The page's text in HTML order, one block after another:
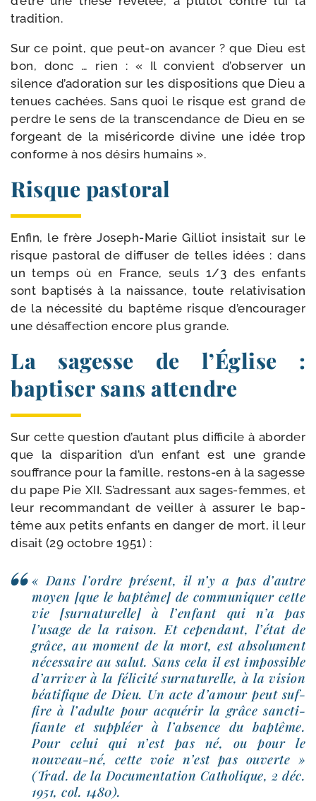
tradition.
Sur ce point, que peut-​on avan­cer ? que Dieu est
bon, donc … rien : « Il convient d’observer un
silence d’adoration sur les dis­po­si­tions que Dieu a
tenues cachées. Sans quoi le risque est grand de
perdre le sens de la trans­cen­dance de Dieu en se
for­geant de la misé­ri­corde divine une idée trop
conforme à nos dési­rs humains ».
Risque pastoral
Enfin, le frère Joseph-​Marie Gilliot insis­tait sur le
risque pas­to­ral de dif­fu­ser de telles idées : dans
un temps où en France, seuls 1/​3 des enfants
sont bap­ti­sés à la nais­sance, toute rela­ti­vi­sa­tion
de la néces­si­té du bap­tême risque d’encourager
une désaf­fec­tion encore plus grande.
La sagesse de l’Église :
baptiser sans attendre
Sur cette ques­tion d’autant plus dif­fi­cile à abor­der
que la dis­pa­ri­tion d’un enfant est une grande
souf­france pour la famille, restons-​en à la sagesse
du pape Pie XII. S’adressant aux sages-​femmes, et
leur recom­man­dant de veiller à assu­rer le bap­
tême aux petits enfants en dan­ger de mort, il leur
disait (29 octobre 1951) :
« Dans l’ordre pré­sent, il n’y a pas d’autre
moyen [que le bap­tême] de com­mu­ni­quer cette
vie [sur­na­tu­relle] à l’enfant qui n’a pas
l’usage de la rai­son. Et cepen­dant, l’état de
grâce, au moment de la mort, est abso­lu­ment
néces­saire au salut. Sans cela il est impos­sible
d’arriver à la féli­ci­té sur­na­tu­relle, à la vision
béa­ti­fique de Dieu. Un acte d’amour peut suf­
fire à l’adulte pour acqué­rir la grâce sanc­ti­
fiante et sup­pléer à l’absence du bap­tême.
Pour celui qui n’est pas né, ou pour le
nouveau-​né, cette voie n’est pas ouverte »
(Trad. de la Documentation Catholique, 2 déc.
1951, col. 1480).